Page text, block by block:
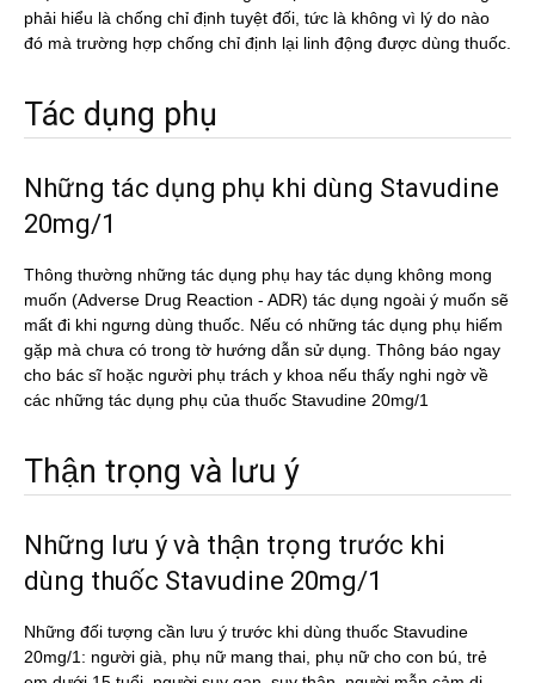
phải hiểu là chống chỉ định tuyệt đối, tức là không vì lý do nào
đó mà trường hợp chống chỉ định lại linh động được dùng thuốc.
Tác dụng phụ
Những tác dụng phụ khi dùng Stavudine
20mg/1
Thông thường những tác dụng phụ hay tác dụng không mong
muốn (Adverse Drug Reaction - ADR) tác dụng ngoài ý muốn sẽ
mất đi khi ngưng dùng thuốc. Nếu có những tác dụng phụ hiếm
gặp mà chưa có trong tờ hướng dẫn sử dụng. Thông báo ngay
cho bác sĩ hoặc người phụ trách y khoa nếu thấy nghi ngờ về
các những tác dụng phụ của thuốc Stavudine 20mg/1
Thận trọng và lưu ý
Những lưu ý và thận trọng trước khi
dùng thuốc Stavudine 20mg/1
Những đối tượng cần lưu ý trước khi dùng thuốc Stavudine
20mg/1: người già, phụ nữ mang thai, phụ nữ cho con bú, trẻ